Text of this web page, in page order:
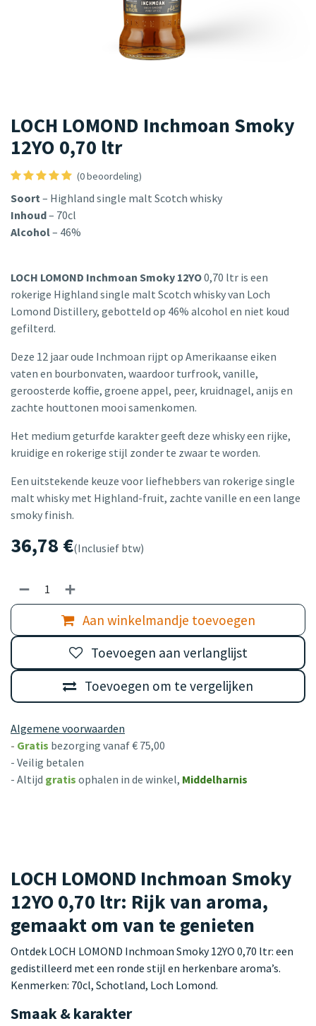
LOCH LOMOND Inchmoan Smoky
12YO 0,70 ltr
(0 beoordeling)
Soort– Highland single malt Scotch whisky
Inhoud– 70cl
Alcohol– 46%
LOCH LOMOND Inchmoan Smoky 12YO0,70 ltr is een
rokerige Highland single malt Scotch whisky van Loch
Lomond Distillery, gebotteld op 46% alcohol en niet koud
gefilterd.
Deze 12 jaar oude Inchmoan rijpt op Amerikaanse eiken
vaten en bourbonvaten, waardoor turfrook, vanille,
geroosterde koffie, groene appel, peer, kruidnagel, anijs en
zachte houttonen mooi samenkomen.
Het medium geturfde karakter geeft deze whisky een rijke,
kruidige en rokerige stijl zonder te zwaar te worden.
Een uitstekende keuze voor liefhebbers van rokerige single
malt whisky met Highland-fruit, zachte vanille en een lange
smoky finish.
36,78€(Inclusief btw)
Aan winkelmandje toevoegen
Toevoegen om te vergelijken
Toevoegen aan verlanglijst
Algemene voorwaarden
- Gratis bezorging vanaf € 75,00
- Veilig betalen
- Altijd gratis ophalen in de winkel, Middelharnis
LOCH LOMOND Inchmoan Smoky
12YO 0,70 ltr: Rijk van aroma,
gemaakt om van te genieten
Ontdek LOCH LOMOND Inchmoan Smoky 12YO 0,70 ltr: een
gedistilleerd met een ronde stijl en herkenbare aroma’s.
Kenmerken: 70cl, Schotland, Loch Lomond.
Smaak & karakter